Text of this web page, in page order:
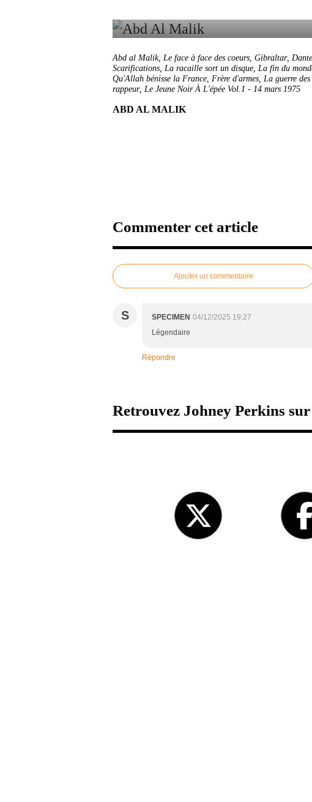
Abd al Malik, Le face à face des coeurs, Gibraltar, Dante
Scarifications, La racaille sort un disque, La fin du
Qu'Allah bénisse la France, Frère d'armes, La guerre
rappeur, Le Jeune Noir À L'épée Vol.1 - 14 mars 1975
ABD AL MALIK
Commenter cet article
Ajouter un commentaire
S SPECIMEN 04/12/2025 19:27
Légendaire
Répondre
Retrouvez Johney Perkins